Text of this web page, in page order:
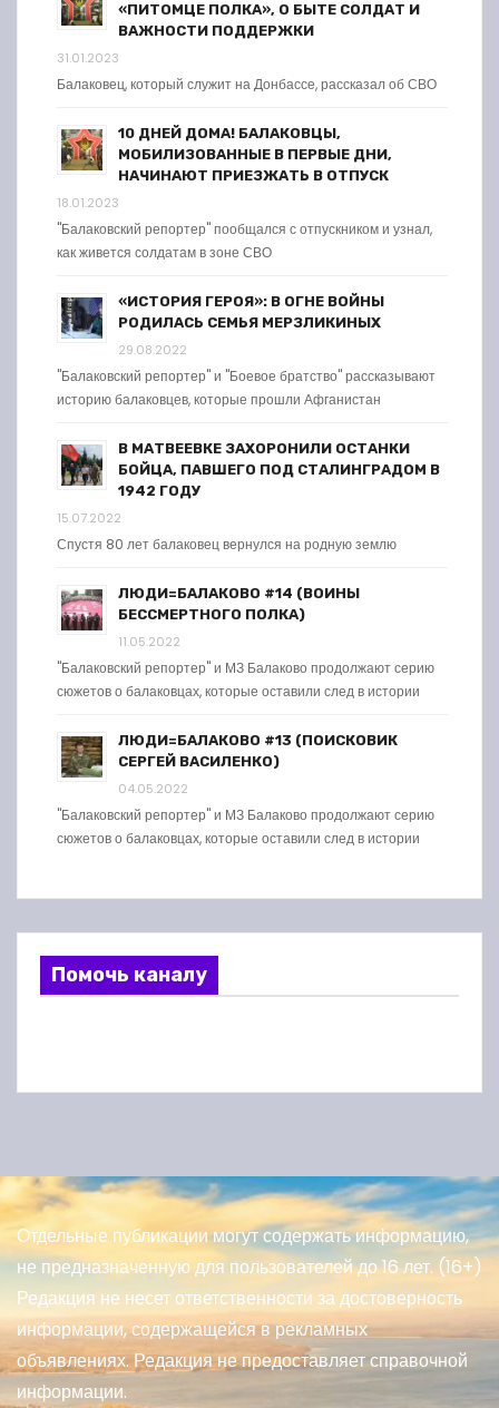
«ПИТОМЦЕ ПОЛКА», О БЫТЕ СОЛДАТ И
ВАЖНОСТИ ПОДДЕРЖКИ
31.01.2023
Балаковец, который служит на Донбассе, рассказал об СВО
10 ДНЕЙ ДОМА! БАЛАКОВЦЫ,
МОБИЛИЗОВАННЫЕ В ПЕРВЫЕ ДНИ,
НАЧИНАЮТ ПРИЕЗЖАТЬ В ОТПУСК
18.01.2023
"Балаковский репортер" пообщался с отпускником и узнал,
как живется солдатам в зоне СВО
«ИСТОРИЯ ГЕРОЯ»: В ОГНЕ ВОЙНЫ
РОДИЛАСЬ СЕМЬЯ МЕРЗЛИКИНЫХ
29.08.2022
"Балаковский репортер" и "Боевое братство" рассказывают
историю балаковцев, которые прошли Афганистан
В МАТВЕЕВКЕ ЗАХОРОНИЛИ ОСТАНКИ
БОЙЦА, ПАВШЕГО ПОД СТАЛИНГРАДОМ В
1942 ГОДУ
15.07.2022
Спустя 80 лет балаковец вернулся на родную землю
ЛЮДИ=БАЛАКОВО #14 (ВОИНЫ
БЕССМЕРТНОГО ПОЛКА)
11.05.2022
"Балаковский репортер" и МЗ Балаково продолжают серию
сюжетов о балаковцах, которые оставили след в истории
ЛЮДИ=БАЛАКОВО #13 (ПОИСКОВИК
СЕРГЕЙ ВАСИЛЕНКО)
04.05.2022
"Балаковский репортер" и МЗ Балаково продолжают серию
сюжетов о балаковцах, которые оставили след в истории
Помочь каналу
Отдельные публикации могут содержать информацию,
не предназначенную для пользователей до 16 лет. (16+)
Редакция не несет ответственности за достоверность
информации, содержащейся в рекламных
объявлениях. Редакция не предоставляет справочной
информации.